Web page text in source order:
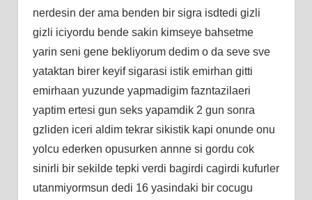
nerdesin der ama benden bir sigra isdtedi gizli
gizli iciyordu bende sakin kimseye bahsetme
yarin seni gene bekliyorum dedim o da seve sve
yataktan birer keyif sigarasi istik emirhan gitti
emirhaan yuzunde yapmadigim fazntazilaeri
yaptim ertesi gun seks yapamdik 2 gun sonra
gzliden iceri aldim tekrar sikistik kapi onunde onu
yolcu ederken opusurken annne si gordu cok
sinirli bir sekilde tepki verdi bagirdi cagirdi kufurler
utanmiyormsun dedi 16 yasindaki bir cocugu